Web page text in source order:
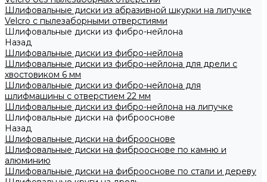
Шлифовальные диски из абразивной шкурки на липучке
Velcro с пылезаборными отверстиями
Шлифовальные диски из фибро-нейлона
Назад
Шлифовальные диски из фибро-нейлона
Шлифовальные диски из фибро-нейлона для дрели с
хвостовиком 6 мм
Шлифовальные диски из фибро-нейлона для
шлифмашины с отверстием 22 мм
Шлифовальные диски из фибро-нейлона на липучке
Шлифовальные диски на фиброоснове
Назад
Шлифовальные диски на фиброоснове
Шлифовальные диски на фиброоснове по камню и
алюминию
Шлифовальные диски на фиброоснове по стали и дереву